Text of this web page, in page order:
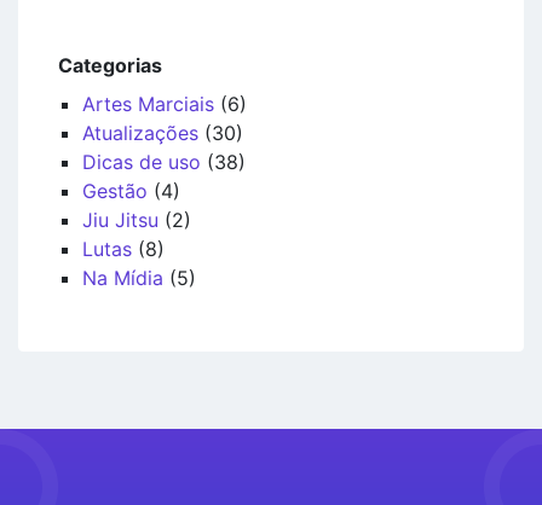
Categorias
Artes Marciais (6)
Atualizações (30)
Dicas de uso (38)
Gestão (4)
Jiu Jitsu (2)
Lutas (8)
Na Mídia (5)